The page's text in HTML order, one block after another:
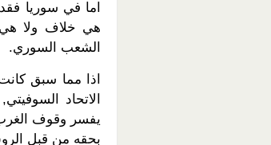
اما في سوريا
هي خلاف ولا
الشعب السوري.
اذا مما سبق
الاتحاد
يفسر وقوف
بحقه من قبل